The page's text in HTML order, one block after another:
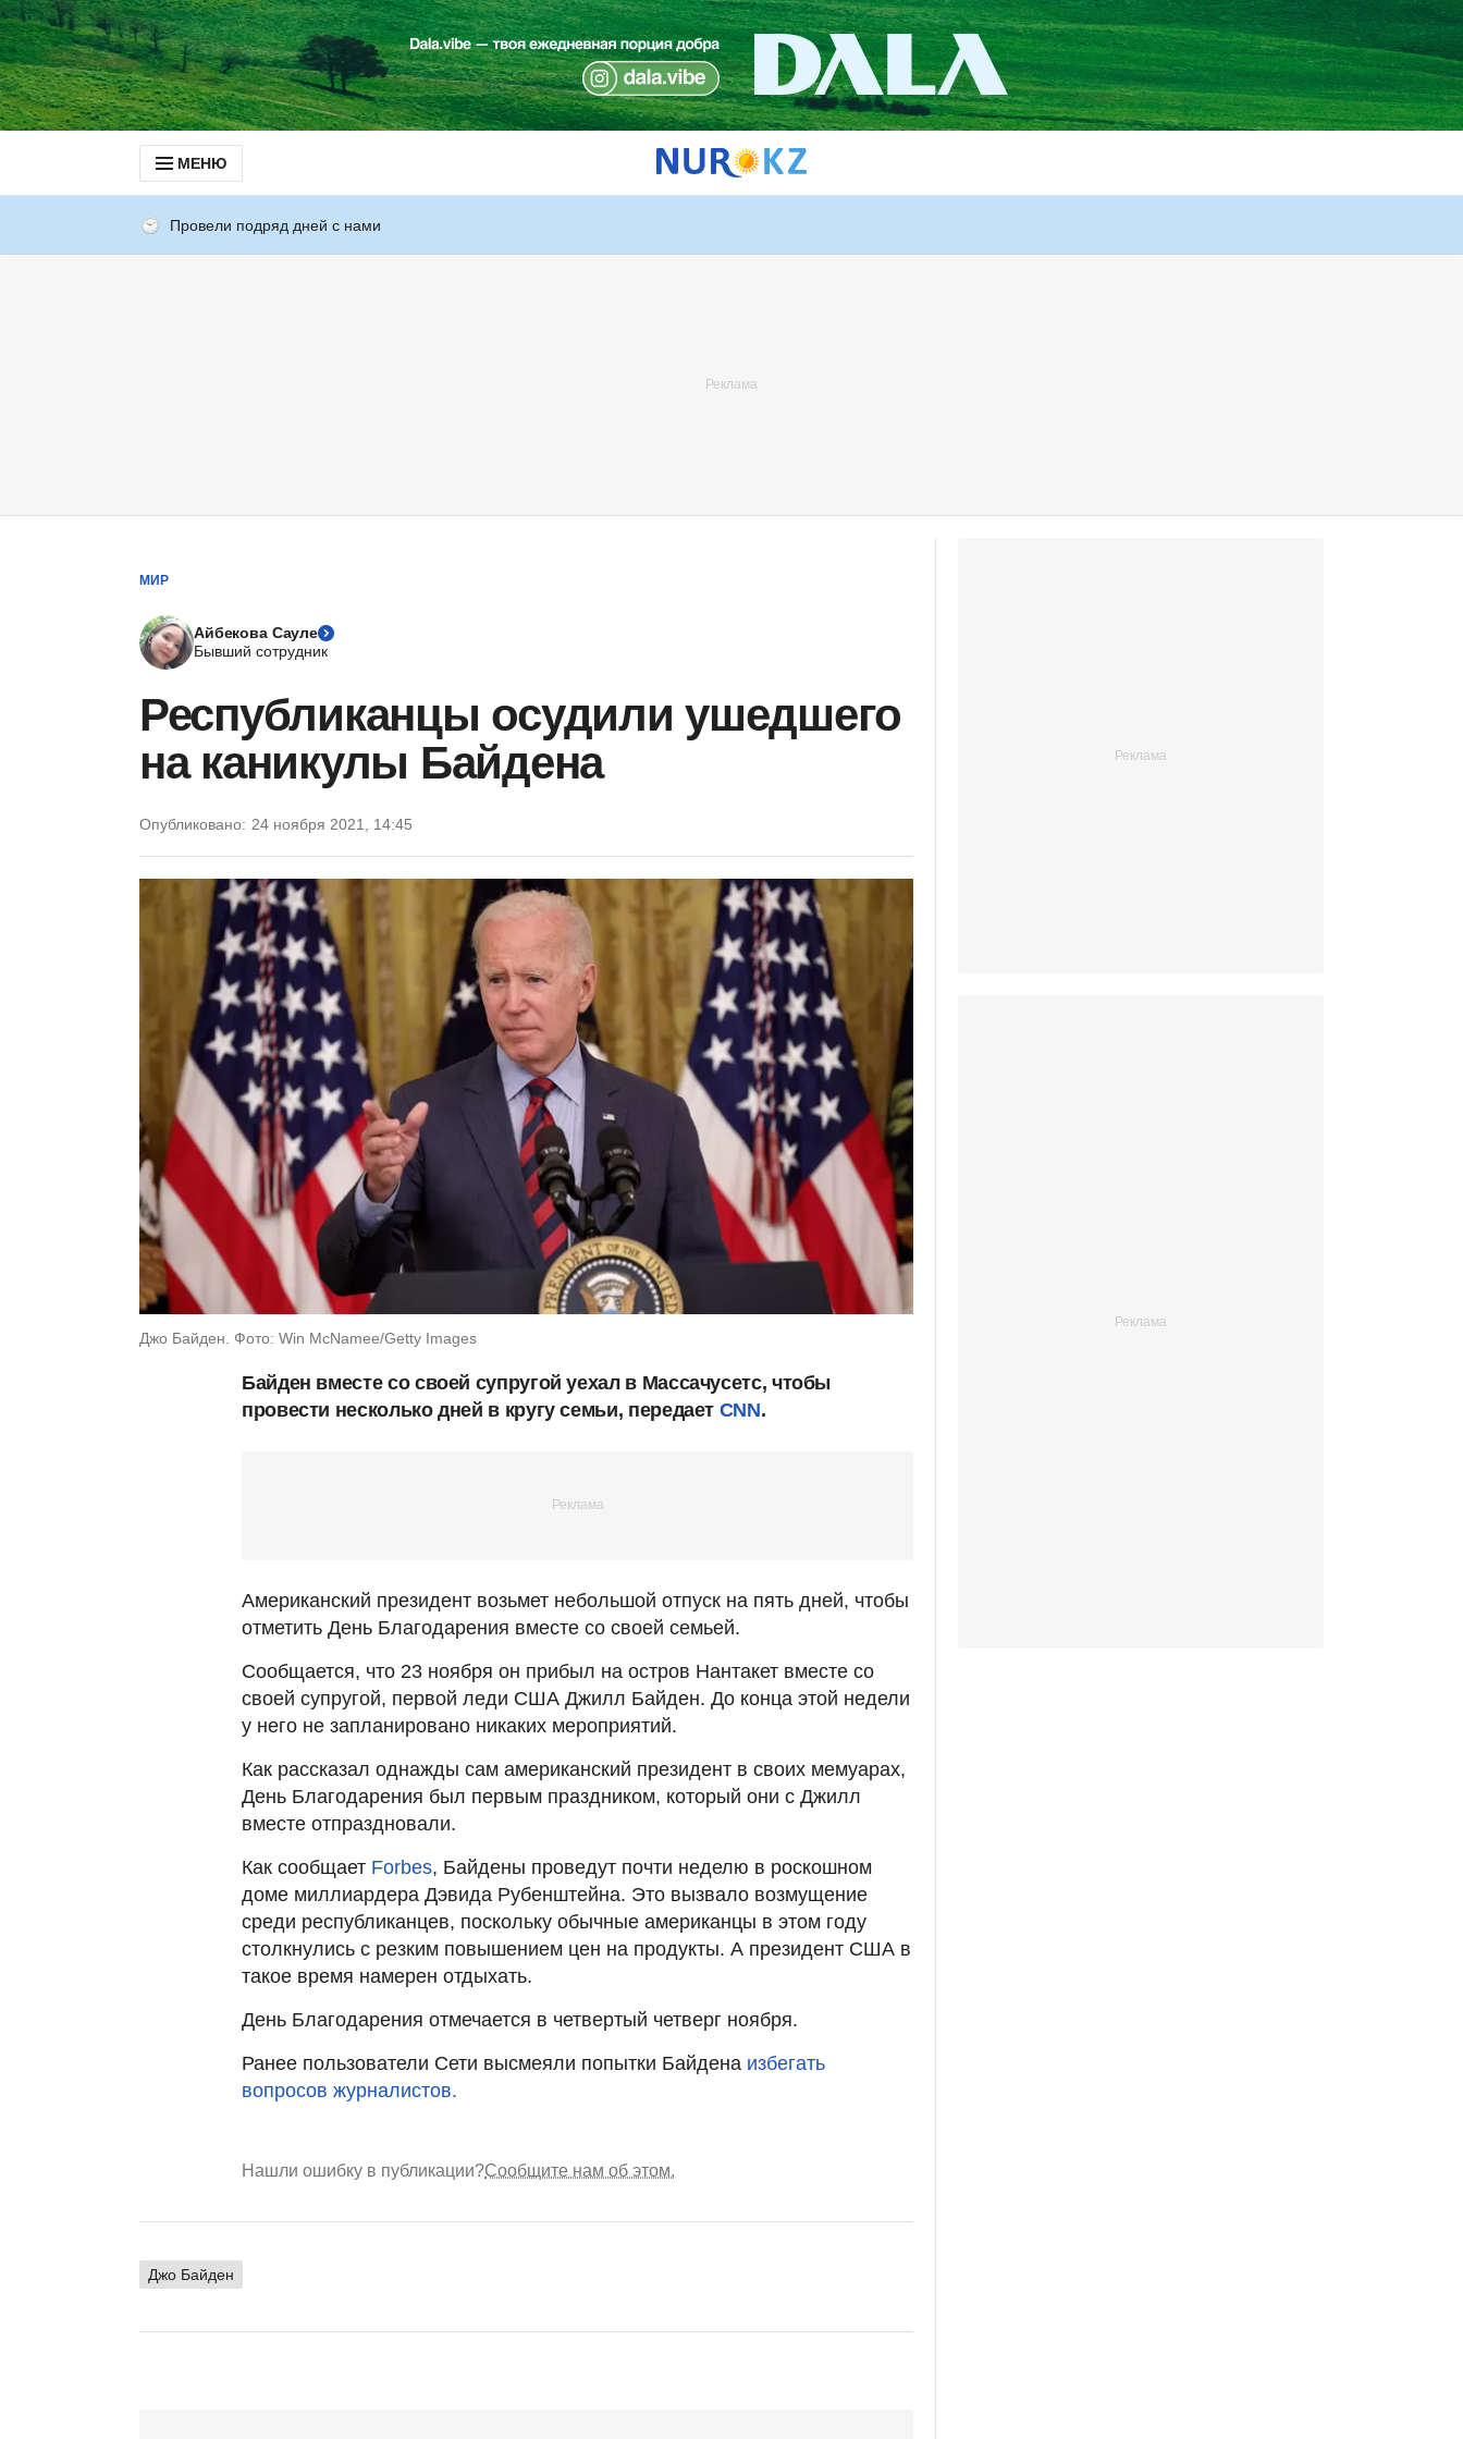
МЕНЮ
Провели подряд дней с нами
МИР
Айбекова Сауле
Бывший сотрудник
Республиканцы осудили ушедшего
на каникулы Байдена
Опубликовано: 24 ноября 2021, 14:45
Джо Байден. Фото: Win McNamee/Getty Images
Байден вместе со своей супругой уехал в Массачусетс, чтобы
провести несколько дней в кругу семьи, передает CNN.
Американский президент возьмет небольшой отпуск на пять дней, чтобы
отметить День Благодарения вместе со своей семьей.
Сообщается, что 23 ноября он прибыл на остров Нантакет вместе со
своей супругой, первой леди США Джилл Байден. До конца этой недели
у него не запланировано никаких мероприятий.
Как рассказал однажды сам американский президент в своих мемуарах,
День Благодарения был первым праздником, который они с Джилл
вместе отпраздновали.
Как сообщает Forbes, Байдены проведут почти неделю в роскошном
доме миллиардера Дэвида Рубенштейна. Это вызвало возмущение
среди республиканцев, поскольку обычные американцы в этом году
столкнулись с резким повышением цен на продукты. А президент США в
такое время намерен отдыхать.
День Благодарения отмечается в четвертый четверг ноября.
Ранее пользователи Сети высмеяли попытки Байдена избегать
вопросов журналистов.
Нашли ошибку в публикации?Сообщите нам об этом.
Джо Байден